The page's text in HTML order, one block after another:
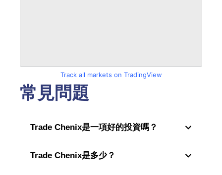
Track all markets on TradingView
常見問題
Trade Chenix是一項好的投資嗎？
Trade Chenix是多少？